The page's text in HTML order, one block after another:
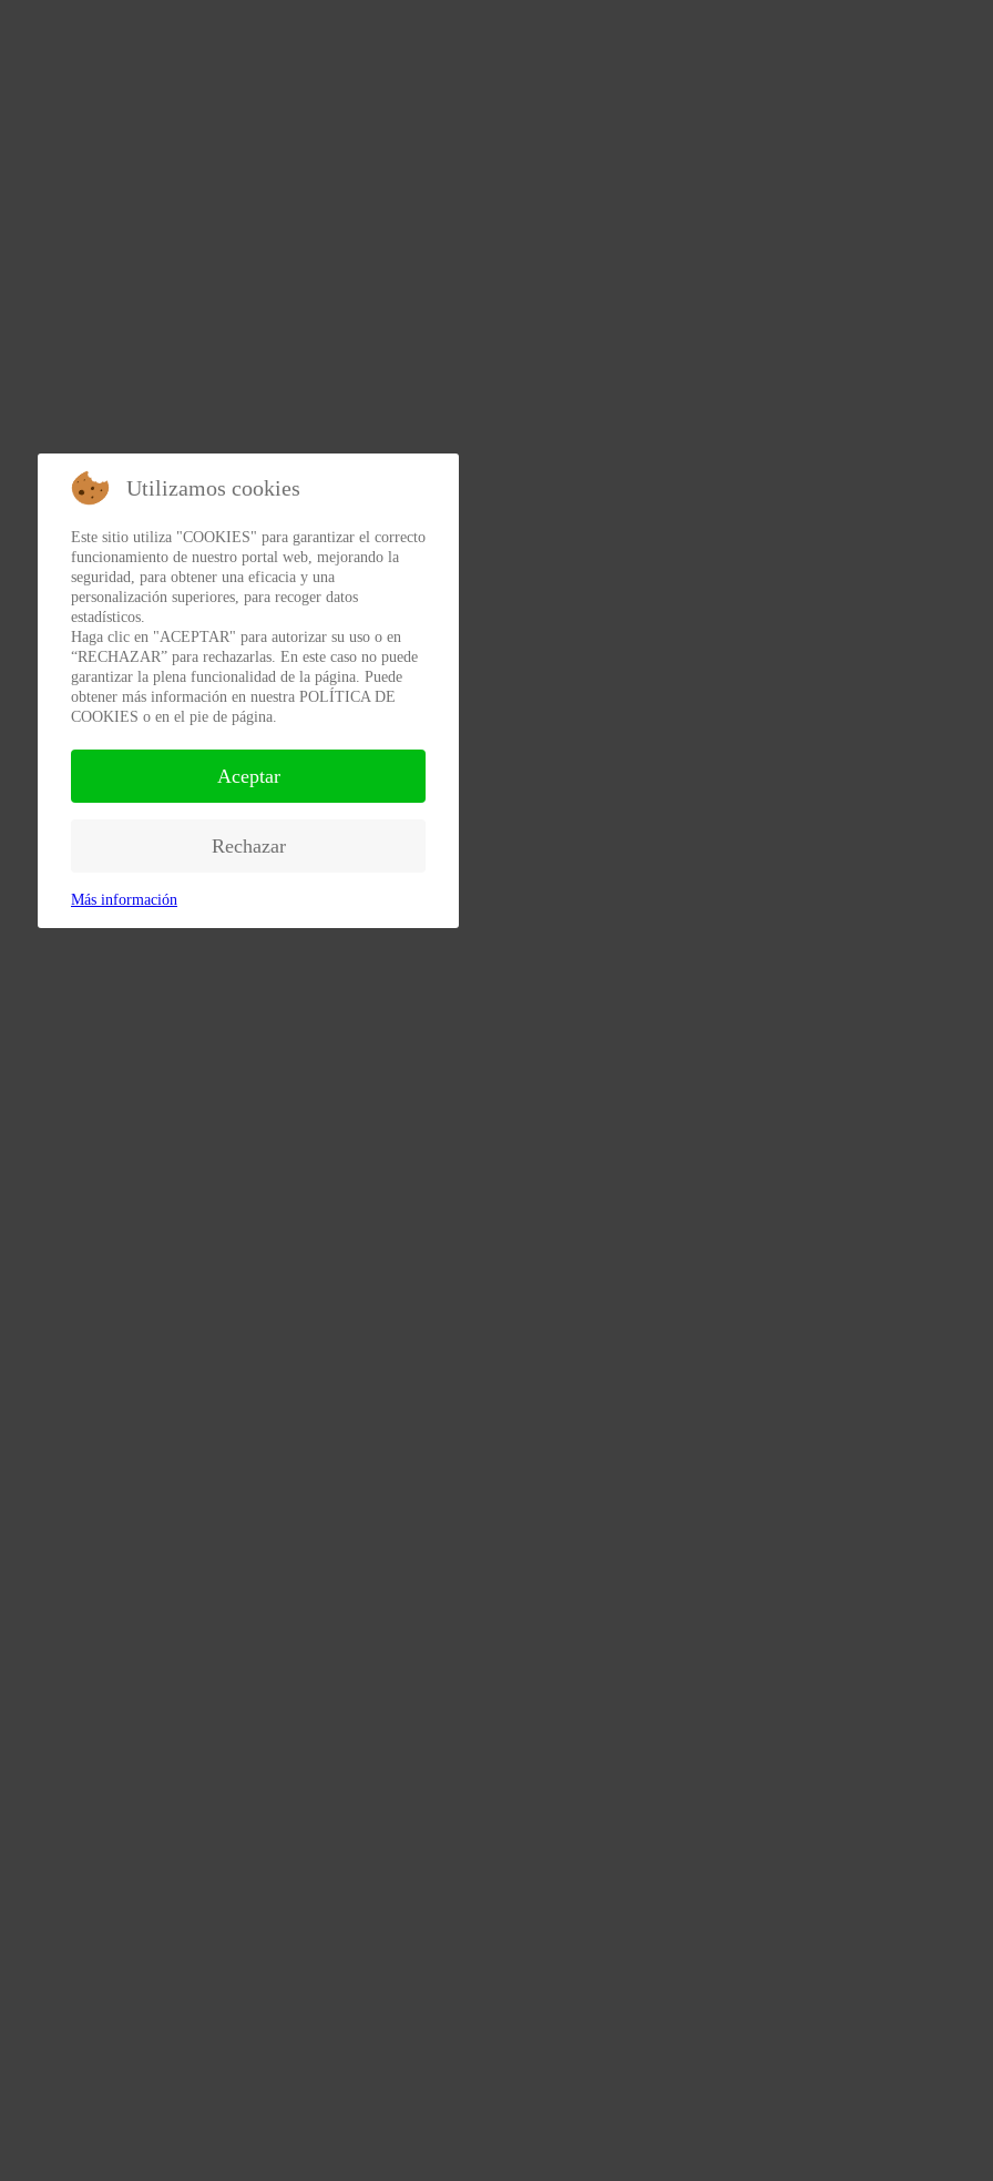
Utilizamos cookies
Este sitio utiliza "COOKIES" para garantizar el correcto
funcionamiento de nuestro portal web, mejorando la
seguridad, para obtener una eficacia y una
personalización superiores, para recoger datos
estadísticos.
Haga clic en "ACEPTAR" para autorizar su uso o en
“RECHAZAR” para rechazarlas. En este caso no puede
garantizar la plena funcionalidad de la página. Puede
obtener más información en nuestra POLÍTICA DE
COOKIES o en el pie de página.
Aceptar
Rechazar
Más información